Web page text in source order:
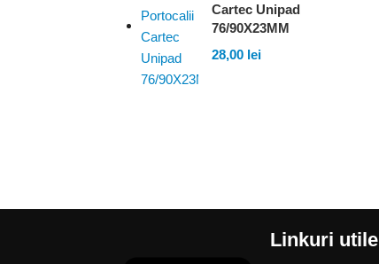
Cartec Unipad
76/90X23MM
28,00 lei
Linkuri utile